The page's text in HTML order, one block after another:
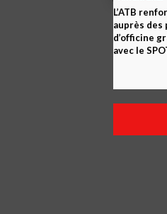
L’ATB
auprès des
d’officine
avec le